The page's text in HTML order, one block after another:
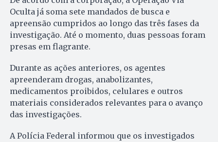
Oculta já soma sete mandados de busca e
apreensão cumpridos ao longo das três fases da
investigação. Até o momento, duas pessoas foram
presas em flagrante.
Durante as ações anteriores, os agentes
apreenderam drogas, anabolizantes,
medicamentos proibidos, celulares e outros
materiais considerados relevantes para o avanço
das investigações.
A Polícia Federal informou que os investigados